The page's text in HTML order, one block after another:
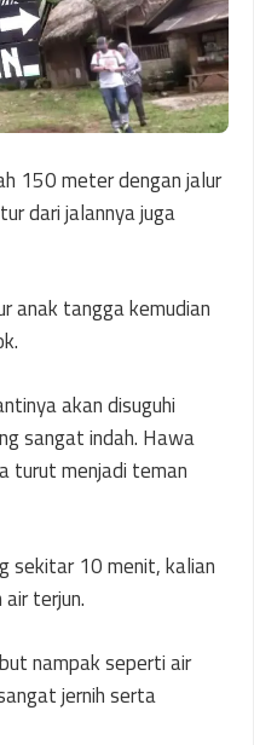
150 meter dengan jalur
dari jalannya juga
anak tangga kemudian
akan disuguhi
sangat indah. Hawa
turut menjadi teman
sekitar 10 menit, kalian
terjun.
nampak seperti air
jernih serta